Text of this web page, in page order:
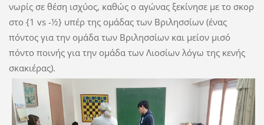
νωρίς σε θέση ισχύος, καθώς ο αγώνας ξεκίνησε με το σκορ
στο {1 vs -½} υπέρ της ομάδας των Βριλησσίων (ένας
πόντος για την ομάδα των Βριλησσίων και μείον μισό
πόντο ποινής για την ομάδα των Λιοσίων λόγω της κενής
σκακιέρας).